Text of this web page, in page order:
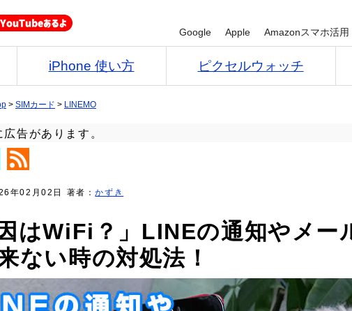
Google Apple Amazonスマホ活用
iPhone 使い方 ピクセルウォッチ
> SIMカード > LINEMO
告があります。
年02月02日 著者：かずき
因はWiFi？」LINEの通知やメー
ない時の対処法！